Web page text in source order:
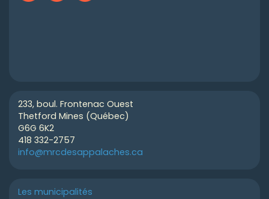
233, boul. Frontenac Ouest
Thetford Mines (Québec)
G6G 6K2
418 332-2757
info@mrcdesappalaches.ca
Les municipalités